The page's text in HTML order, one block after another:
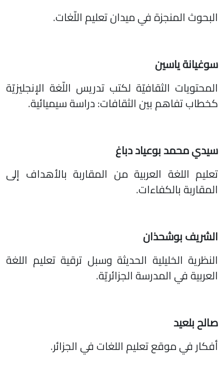
البحوث المنجزة في ميدان تعليم اللّغات.
سوغيانة ياسين
المحتويات الثقافيّة لكتب تدريس اللّغة الإنجليزيّة
كخطاب تفاهم بين الثقافات: دراسة سيميائية.
سيدي محمد بوعياد دباغ
تعليم اللغة العربية من المقاربة بالأهداف إلى
المقاربة بالكفاءات.
الشريف بوشحذان
النظرية الخليلية الحديثة وسبل ترقية تعليم اللغة
العربية في المدرسة الجزائريّة.
صالح بلعيد
أفكار في موقع تعليم اللغات في الجزائر.